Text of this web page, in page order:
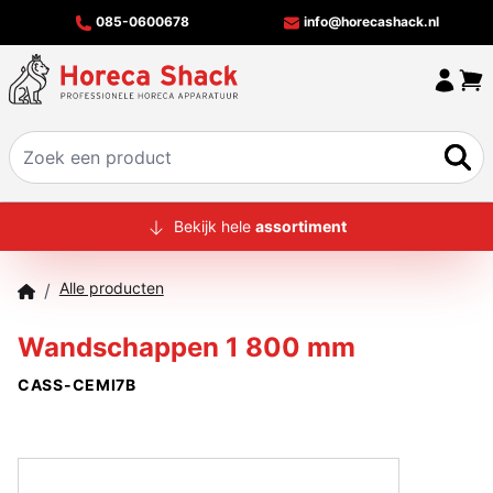
085-0600678 info@horecashack.nl
HOME
MERKEN
Bekijk hele assortiment
/ Alle producten
Wandschappen 1 800 mm
CASS-CEMI7B